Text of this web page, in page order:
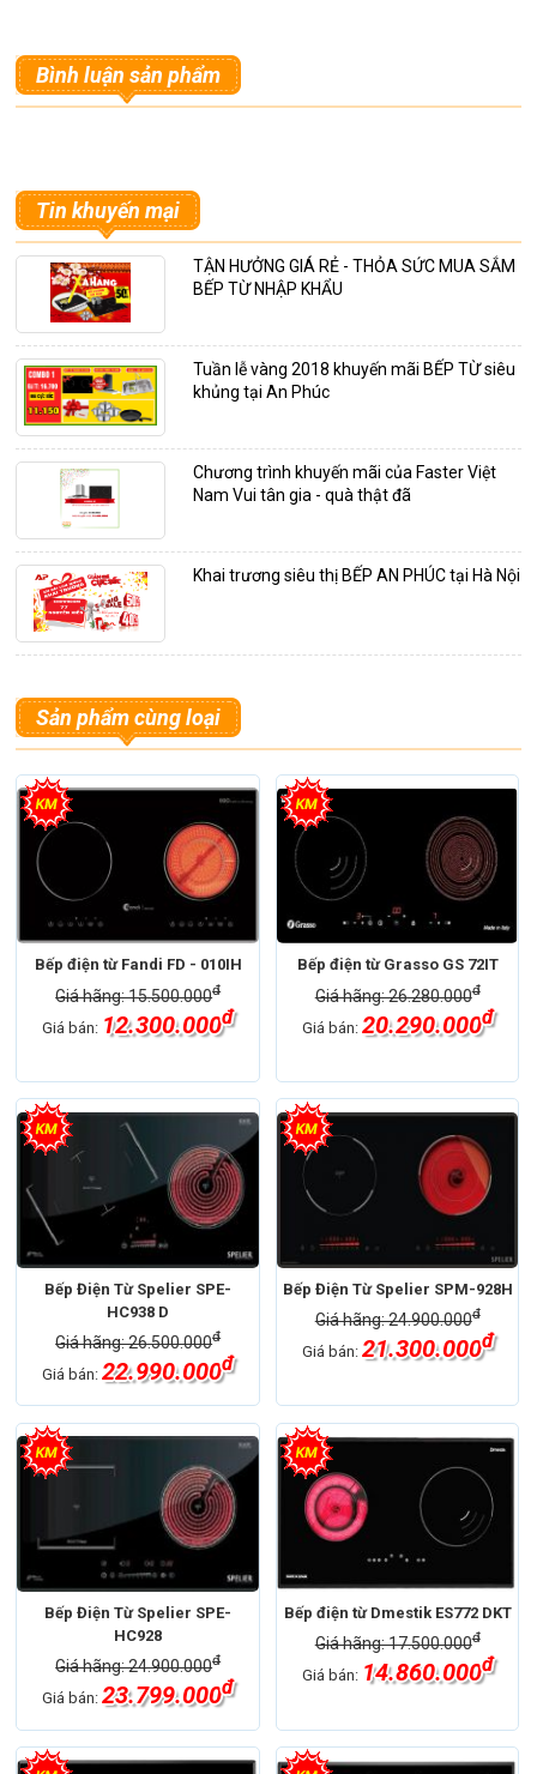
Bình luận sản phẩm
Tin khuyến mại
TẬN HƯỞNG GIÁ RẺ - THỎA SỨC MUA SẮM
BẾP TỪ NHẬP KHẨU
Tuần lễ vàng 2018 khuyến mãi BẾP TỪ siêu
khủng tại An Phúc
Chương trình khuyến mãi của Faster Việt
Nam Vui tân gia - quà thật đã
Khai trương siêu thị BẾP AN PHÚC tại Hà Nội
Sản phẩm cùng loại
Bếp điện từ Fandi FD - 010IH
Giá hãng: 15.500.000đ
Giá bán: 12.300.000đ
Bếp điện từ Grasso GS 72IT
Giá hãng: 26.280.000đ
Giá bán: 20.290.000đ
Bếp Điện Từ Spelier SPE-
HC938 D
Giá hãng: 26.500.000đ
Giá bán:22.990.000đ
Bếp Điện Từ Spelier SPM-928H
Giá hãng: 24.900.000đ
Giá bán: 21.300.000đ
Bếp Điện Từ Spelier SPE-
HC928
Giá hãng: 24.900.000đ
Giá bán:23.799.000đ
Bếp điện từ Dmestik ES772 DKT
Giá hãng: 17.500.000đ
Giá bán: 14.860.000đ